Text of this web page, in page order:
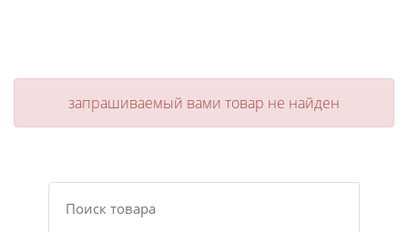
запрашиваемый вами товар не найден